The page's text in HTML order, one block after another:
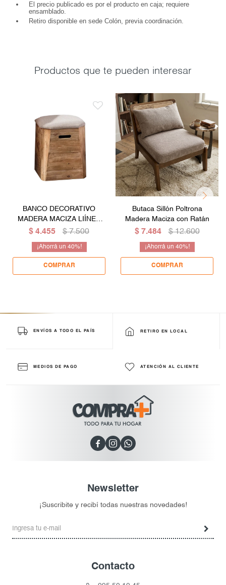
El precio publicado es por el producto en caja; requiere
ensamblado.
Retiro disponible en sede Colón, previa coordinación.
Productos que te pueden interesar
BANCO DECORATIVO
MADERA MACIZA LIÍNEA
RÚSTICA
$ 4.455 $ 7.500
40
Butaca Sillón Poltrona
Madera Maciza con Ratán
$ 7.484 $ 12.600
40
ENVÍOS A TODO EL PAÍS RETIRO EN LOCAL
MEDIOS DE PAGO ATENCIÓN AL CLIENTE
  
Contacto
Newsletter
¡Suscribite y recibí todas nuestras novedades!